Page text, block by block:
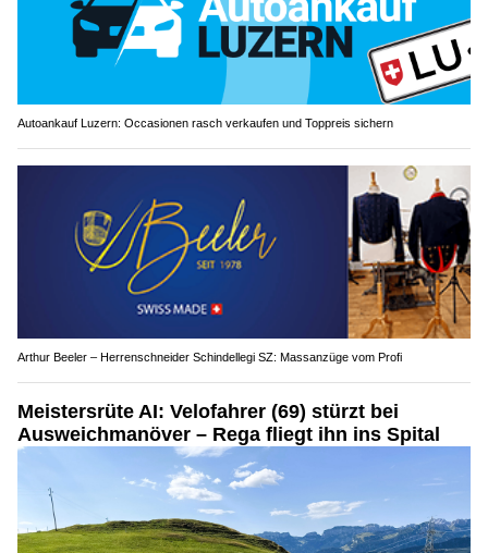
Autoankauf Luzern: Occasionen rasch verkaufen und Toppreis sichern
Arthur Beeler – Herrenschneider Schindellegi SZ: Massanzüge vom Profi
Meistersrüte AI: Velofahrer (69) stürzt bei
Ausweichmanöver – Rega fliegt ihn ins Spital